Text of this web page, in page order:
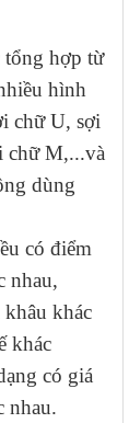
tổng hợp từ
hình
chữ U, sợi
chữ M,...và
dùng
có điểm
nhau,
khâu khác
khác
có giá
nhau.